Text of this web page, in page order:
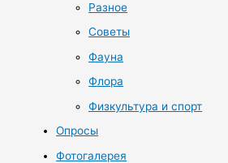
Разное
Советы
Фауна
Флора
Физкультура и спорт
Опросы
Фотогалерея